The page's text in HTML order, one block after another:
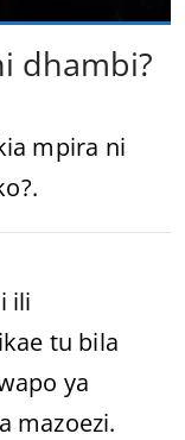
dhambi?
mpira ni
ili
tu bila
ya
mazoezi.